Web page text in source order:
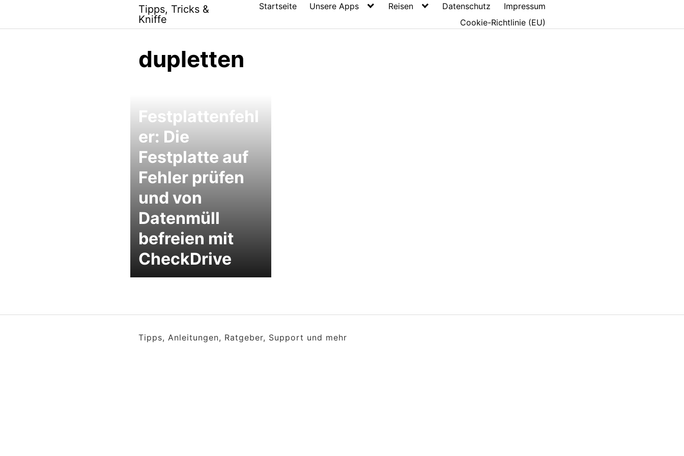
content
Tipps, Tricks &
Kniffe
Startseite Unsere Apps Reisen Datenschutz
Impressum
Cookie-Richtlinie (EU)
dupletten
Festplattenfehl
er: Die
Festplatte auf
Fehler prüfen
und von
Datenmüll
befreien mit
CheckDrive
Tipps, Anleitungen, Ratgeber, Support und mehr